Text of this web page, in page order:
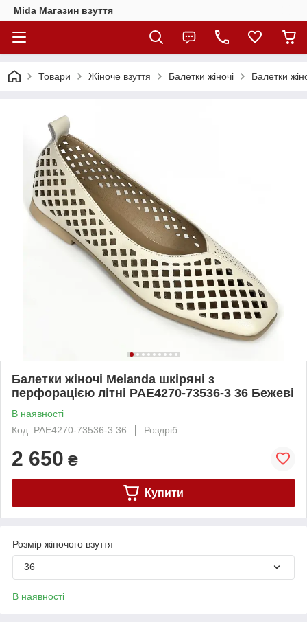
Mida Магазин взуття
Товари Жіноче взуття Балетки жіночі Балетки
Балетки жіночі Melanda шкіряні з
перфорацією літні PAE4270-73536-3 36 Бежеві
В наявності
Код: PAE4270-73536-3 36
Роздріб
2 650 ₴
Купити
Розмір жіночого взуття
36
В наявності